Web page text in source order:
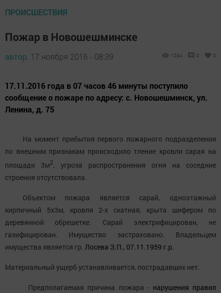
ПРОИСШЕСТВИЯ
Пожар в Новошешминске
автор, 17 ноября 2016 - 08:39 1034 0 0
17.11.2016 года в 07 часов 46 минуты поступило
сообщение о пожаре по адресу: с. Новошешминск, ул.
Ленина, д. 75
На момент прибытия первого пожарного подразделения
по внешним признакам происходило тление кровли сарая на
площади 3м2, угроза распространения огня на соседние
строения отсутствовала.
Объектом пожара является сарай, одноэтажный
кирпичный 5х3м, кровля 2-х скатная, крыта шифером по
деревянной обрешетке. Сарай электрифицирован, не
газифицирован. Имущество застраховано. Владельцем
имущества является гр. Лосева З.П., 07.11.1959 г.р.
Материальный ущерб устанавливается, пострадавших нет.
Предполагаемая причина пожара - нарушения правил